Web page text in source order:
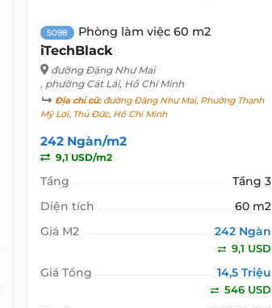
5098 Phòng làm việc 60 m2
iTechBlack
đường Đặng Như Mai
, phường Cát Lái, Hồ Chí Minh
Địa chỉ cũ:đường Đặng Như Mai, Phường Thạnh
Mỹ Lợi, Thủ Đức, Hồ Chí Minh
242 Ngàn/m2
9,1 USD/m2
Tầng
Tầng 3
Diện tích
60 m2
Giá M2
242 Ngàn
9,1 USD
Giá Tổng 14,5 Triệu
546 USD